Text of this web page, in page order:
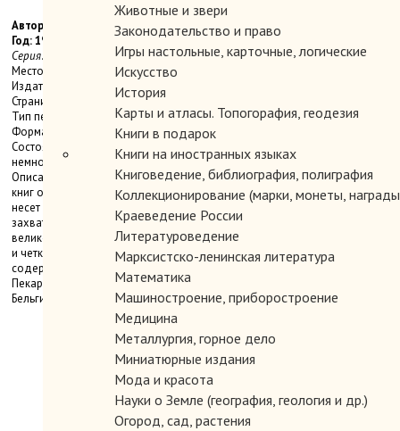
Животные и звери
Законодательство и право
Игры настольные, карточные, логические
Искусство
История
Карты и атласы. Топогорафия, геодезия
Книги в подарок
Книги на иностранных языках
Книговедение, библиография, полиграфия
Коллекционирование (марки, монеты,
Краеведение России
Литературоведение
Марксистско-ленинская литература
Математика
Машиностроение, приборостроение
Медицина
Металлургия, горное дело
Миниатюрные издания
Мода и красота
Науки о Земле (география, геология и др.)
Огород, сад, растения
Автор:
Год: 1997
Серия: «Мир дикой природы Larousse».
Место издания: М.
Издательство: РОСМЭН.
Страниц: 168 с., ил.
Тип переплета: Твердый
Формат книги: Энциклопедический
Состояние: Очень хорошее-отличное. Уголки слегка потерты. Корешок
немного загрязнен.
Описание: «Мир дикой природы Larousse» – всемирно известная серия
книг о фауне нашей планеты, энциклопедия животного мира, которая
несет в себе обширную познавательную информацию. Уникальные и
захватывающие сведения о жизни животных сопровождаются
великолепными цветными фотографиями, многочисленными таблицами
и четкими схемами с самыми подробными данными. Данный том
содержит разделы: Бизон. – Койот. – Полосатый скунс. – Монарх. –
Пекари. – Вилорог. – Луговая собачка. – Луговой тетерев. Отпечатано в
Бельгии. Бумага мелованная.